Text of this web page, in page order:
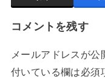
コメントを残す
メールアドレスが公
付いている欄は必須